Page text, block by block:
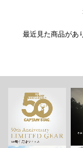
お買
最近見た商品があ